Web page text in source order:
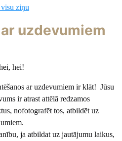
ziņu
uzdevumiem
hei!
ar uzdevumiem ir klāt! Jūsu
ir atrast attēlā redzamos
nofotografēt tos, atbildēt uz
ja atbildat uz jautājumu laikus,